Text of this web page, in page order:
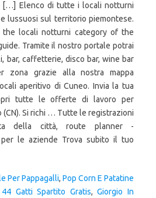
[…] Elenco di tutte i locali notturni
lussuosi sul territorio piemontese.
locali notturni category of the
Tramite il nostro portale potrai
bar, caffetterie, disco bar, wine bar
zona grazie alla nostra mappa
aperitivo di Cuneo. Invia la tua
tutte le offerte di lavoro per
(CN). Si richi … Tutte le registrazioni
della città, route planner -
le aziende Trova subito il tuo
Per Pappagalli, Pop Corn E Patatine
44 Gatti Spartito Gratis,Giorgio In